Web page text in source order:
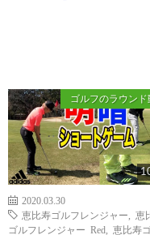
ゴルフのラウンド
2020.03.30
恵比寿ゴルフレンジャー
恵
ゴルフレンジャー Red
恵比寿